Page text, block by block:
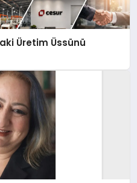
Üretim Üssünü